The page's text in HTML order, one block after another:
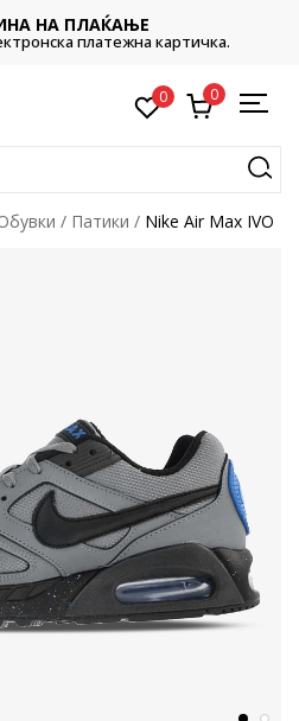
НА ПЛАЌАЊЕ
платежна картичка.
0 0
Патики Nike Air Max IVO